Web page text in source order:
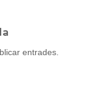
entrades.